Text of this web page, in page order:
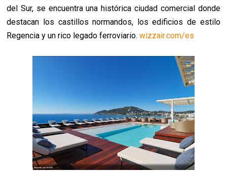
del Sur, se encuentra una histórica ciudad comercial donde
destacan los castillos normandos, los edificios de estilo
Regencia y un rico legado ferroviario.wizzair.com/es